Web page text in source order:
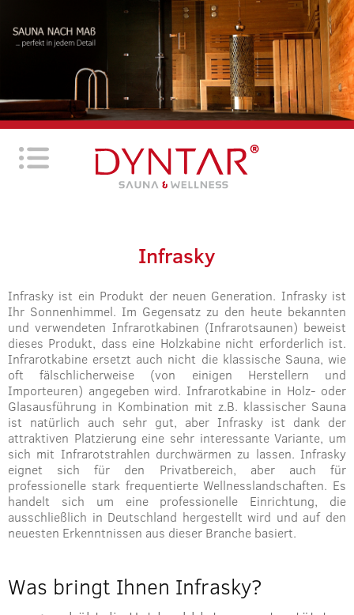
Infrasky
Infrasky ist ein Produkt der neuen Generation. Infrasky ist
Ihr Sonnenhimmel. Im Gegensatz zu den heute bekannten
und verwendeten Infrarotkabinen (Infrarotsaunen) beweist
dieses Produkt, dass eine Holzkabine nicht erforderlich ist.
Infrarotkabine ersetzt auch nicht die klassische Sauna, wie
oft fälschlicherweise (von einigen Herstellern und
Importeuren) angegeben wird. Infrarotkabine in Holz- oder
Glasausführung in Kombination mit z.B. klassischer Sauna
ist natürlich auch sehr gut, aber Infrasky ist dank der
attraktiven Platzierung eine sehr interessante Variante, um
sich mit Infrarotstrahlen durchwärmen zu lassen. Infrasky
eignet sich für den Privatbereich, aber auch für
professionelle stark frequentierte Wellnesslandschaften. Es
handelt sich um eine professionelle Einrichtung, die
ausschließlich in Deutschland hergestellt wird und auf den
neuesten Erkenntnissen aus dieser Branche basiert.
Was bringt Ihnen Infrasky?